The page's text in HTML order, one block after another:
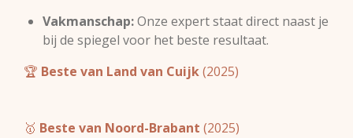
Vakmanschap:Onze expert staat direct naast je
bij de spiegel voor het beste resultaat.
🏆 Beste van Land van Cuijk(2025)
🥇 Beste van Noord-Brabant (2025)